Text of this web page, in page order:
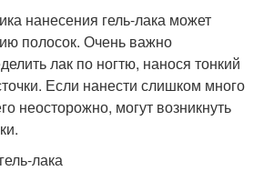
нанесения гель-лака может
полосок. Очень важно
лак по ногтю, нанося тонкий
Если нанести слишком много
неосторожно, могут возникнуть
лака